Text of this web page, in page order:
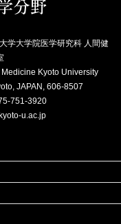
学大学院医学研究科 人間健
Kyoto University
JAPAN, 606-8507
751-3920
u.ac.jp